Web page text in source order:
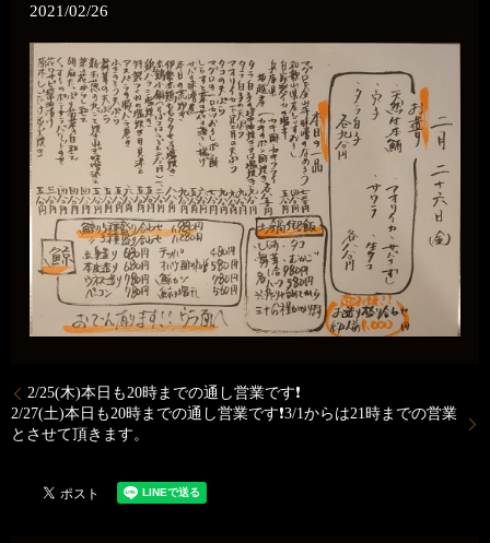
2021/02/26
2/25(木)本日も20時までの通し営業です❗
2/27(土)本日も20時までの通し営業です❗3/1からは21時までの営業
とさせて頂きます。